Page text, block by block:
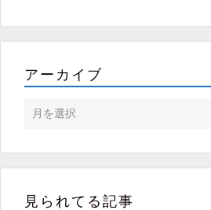
アーカイブ
見られてる記事